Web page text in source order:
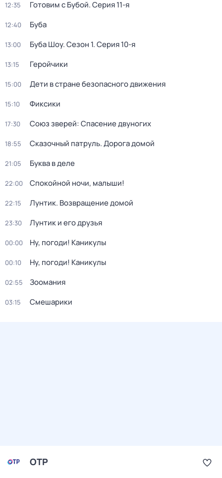
12:35 Готовим с Бубой. Серия 11-я
12:40 Буба
13:00 Буба Шоу. Сезон 1. Серия 10-я
13:15 Геройчики
15:00 Дети в стране безопасного движения
15:10 Фиксики
17:30 Союз зверей: Спасение двуногих
18:55 Сказочный патруль. Дорога домой
21:05 Буква в деле
22:00 Спокойной ночи, малыши!
22:15 Лунтик. Возвращение домой
23:30 Лунтик и его друзья
00:00 Ну, погоди! Каникулы
00:10 Ну, погоди! Каникулы
02:55 Зоомания
03:15 Смешарики
ОТР